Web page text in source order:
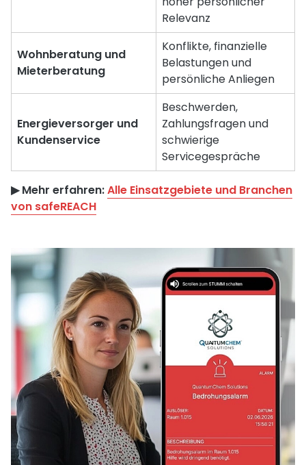
Relevanz
Wohnberatung und
Mieterberatung
Konflikte, finanzielle
Belastungen und
persönliche Anliegen
Energieversorger und
Kundenservice
Beschwerden,
Zahlungsfragen und
schwierige
Servicegespräche
▶︎ Mehr erfahren:Alle Einsatzgebiete und Branchen
von safeREACH